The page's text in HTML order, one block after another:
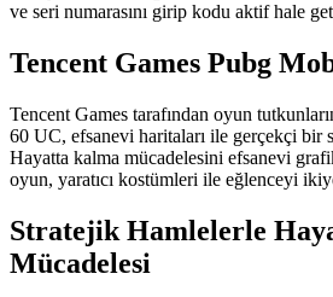
ve seri numarasını girip kodu aktif hale
Tencent Games Pubg
Tencent Games tarafından oyun
60 UC, efsanevi haritaları ile gerçekçi bir
Hayatta kalma mücadelesini efsanevi
oyun, yaratıcı kostümleri ile eğlenceyi
Stratejik Hamlelerle
Mücadelesi